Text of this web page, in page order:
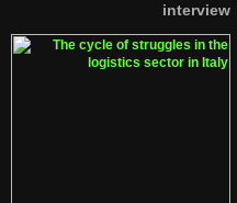
interview